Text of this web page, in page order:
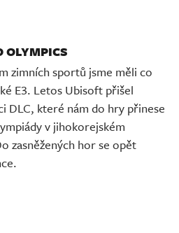
OLYMPICS
zimních sportů jsme měli co
E3. Letos Ubisoft přišel
DLC, které nám do hry přinese
v jihokorejském
zasněžených hor se opět